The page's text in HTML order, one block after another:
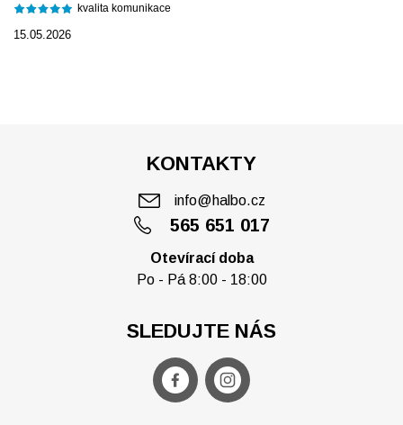
kvalita komunikace
15.05.2026
KONTAKTY
565 651 017
info@halbo.cz
Otevírací doba
Po - Pá 8:00 - 18:00
SLEDUJTE NÁS